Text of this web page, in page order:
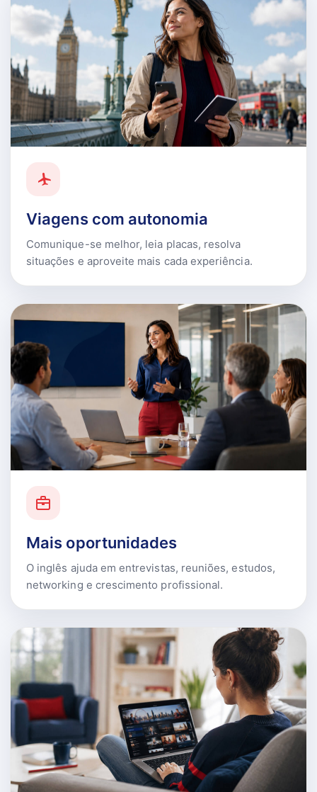
Viagens com autonomia
Comunique-se melhor, leia placas, resolva
situações e aproveite mais cada experiência.
Mais oportunidades
O inglês ajuda em entrevistas, reuniões, estudos,
networking e crescimento profissional.